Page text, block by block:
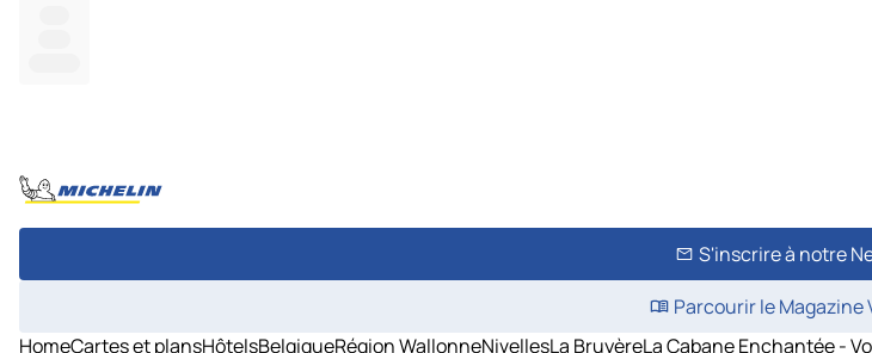
S'inscrire à notre
Parcourir le Magazine
HomeCartes et plansHôtelsBelgiqueRégion WallonneNivellesLa BruyèreLa Cabane Enchantée -